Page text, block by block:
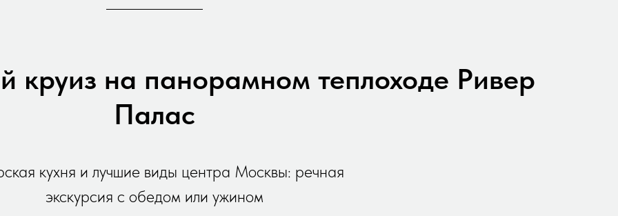
круиз на панорамном теплоходе Ривер
Палас
кухня и лучшие виды центра Москвы: речная
экскурсия с обедом или ужином